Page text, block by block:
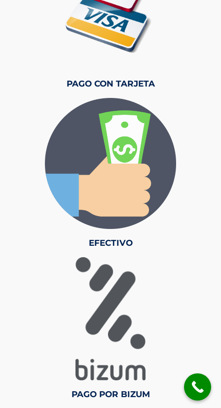
PAGO CON TARJETA
EFECTIVO
PAGO POR BIZUM